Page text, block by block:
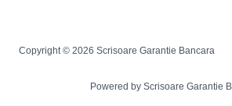
Copyright © 2026 Scrisoare Garantie Bancara
Powered by Scrisoare Garantie